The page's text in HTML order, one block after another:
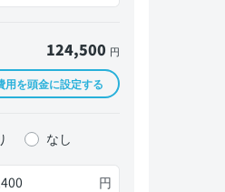
124,500 円
用を頭金に設定する
なし
円